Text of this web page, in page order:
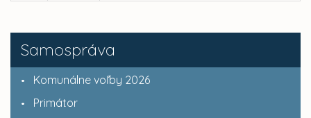
Samospráva
Komunálne voľby 2026
Primátor